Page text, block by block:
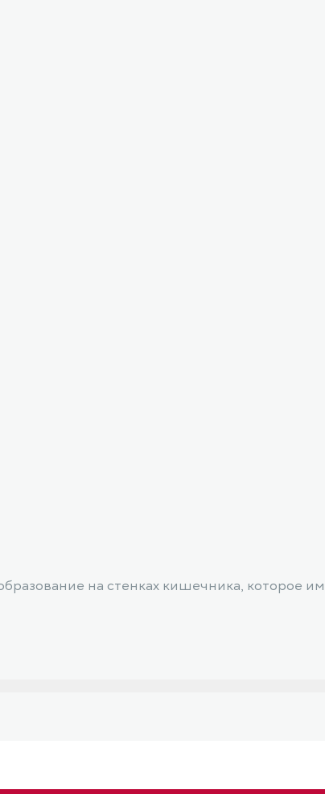
на стенках кишечника, которое